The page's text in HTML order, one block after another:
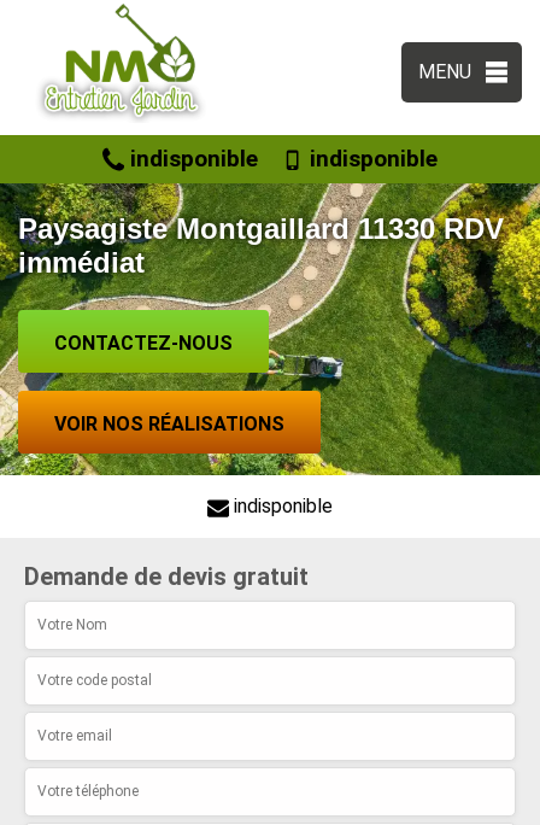
MENU
indisponible indisponible
Paysagiste Montgaillard 11330 RDV
immédiat
CONTACTEZ-NOUS
VOIR NOS RÉALISATIONS
indisponible
Demande de devis gratuit